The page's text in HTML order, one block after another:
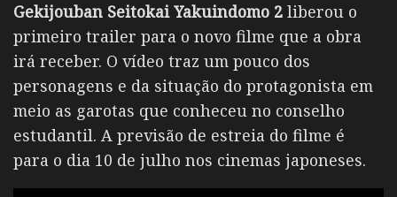
Gekijouban Seitokai Yakuindomo 2 liberou o
primeiro trailer para o novo filme que a obra
irá receber. O vídeo traz um pouco dos
personagens e da situação do protagonista em
meio as garotas que conheceu no conselho
estudantil. A previsão de estreia do filme é
para o dia 10 de julho nos cinemas japoneses.